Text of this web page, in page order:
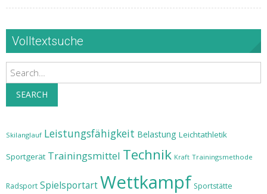
Volltextsuche
Search
SEARCH
Skilanglauf Leistungsfähigkeit Belastung Leichtathletik
Sportgerät Trainingsmittel Technik Kraft Trainingsmethode
Radsport SpielsportartWettkampf Sportstätte